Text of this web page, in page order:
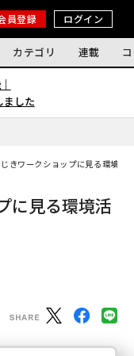
員登録 ログイン
カテゴリ 連載
ました
きワークショップに見る環境活
に見る環境活